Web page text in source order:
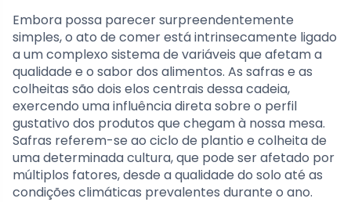
Embora possa parecer surpreendentemente
simples, o ato de comer está intrinsecamente ligado
a um complexo sistema de variáveis que afetam a
qualidade e o sabor dos alimentos. As safras e as
colheitas são dois elos centrais dessa cadeia,
exercendo uma influência direta sobre o perfil
gustativo dos produtos que chegam à nossa mesa.
Safras referem-se ao ciclo de plantio e colheita de
uma determinada cultura, que pode ser afetado por
múltiplos fatores, desde a qualidade do solo até as
condições climáticas prevalentes durante o ano.